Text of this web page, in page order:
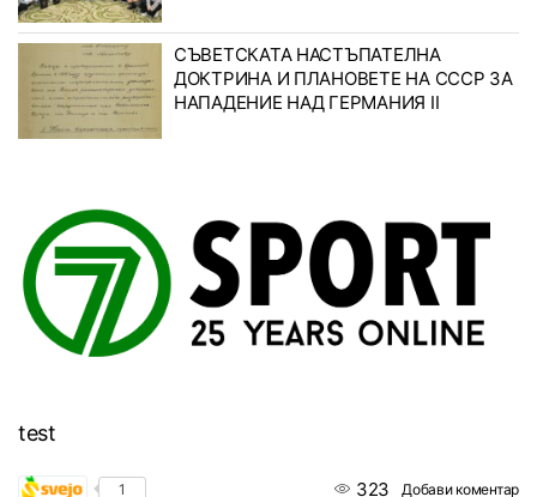
СЪВЕТСКАТА НАСТЪПАТЕЛНА
ДОКТРИНА И ПЛАНОВЕТЕ НА СССР ЗА
НАПАДЕНИЕ НАД ГЕРМАНИЯ II
test
1 323 Добави коментар